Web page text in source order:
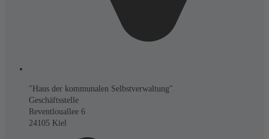
"Haus der kommunalen Selbstverwaltung"
Geschäftsstelle
Reventlouallee 6
24105 Kiel